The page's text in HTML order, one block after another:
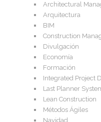
Architectural
Arquitectura
BIM
Construction
Divulgación
Economía
Formación
Integrated Project
Last Planner
Lean Construction
Métodos Ágiles
Navidad